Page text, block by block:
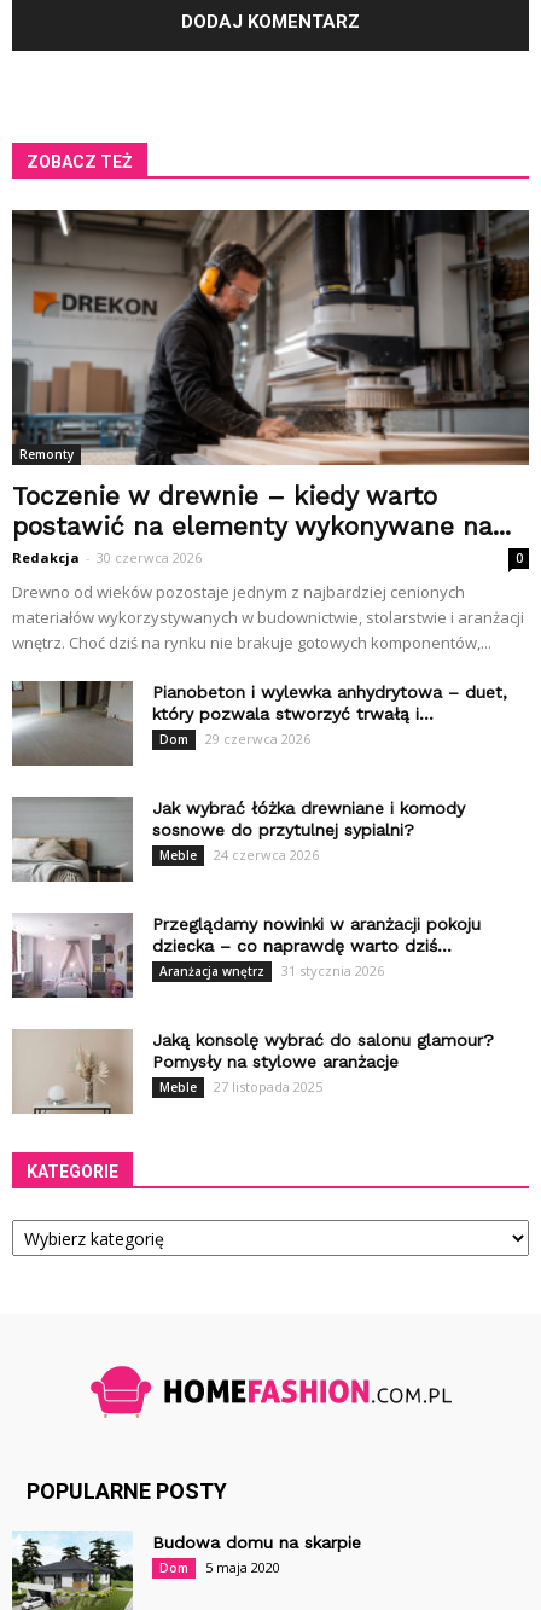
ZOBACZ TEŻ
Remonty
Toczenie w drewnie – kiedy warto
postawić na elementy wykonywane na...
Redakcja - 30 czerwca 2026 0
Drewno od wieków pozostaje jednym z najbardziej cenionych
materiałów wykorzystywanych w budownictwie, stolarstwie i aranżacji
wnętrz. Choć dziś na rynku nie brakuje gotowych komponentów,...
Pianobeton i wylewka anhydrytowa – duet,
który pozwala stworzyć trwałą i...
Dom 29 czerwca 2026
Jak wybrać łóżka drewniane i komody
sosnowe do przytulnej sypialni?
Meble 24 czerwca 2026
Przeglądamy nowinki w aranżacji pokoju
dziecka – co naprawdę warto dziś...
Aranżacja wnętrz 31 stycznia 2026
Jaką konsolę wybrać do salonu glamour?
Pomysły na stylowe aranżacje
Meble 27 listopada 2025
KATEGORIE
Kategorie
POPULARNE POSTY
Budowa domu na skarpie
Dom 5 maja 2020